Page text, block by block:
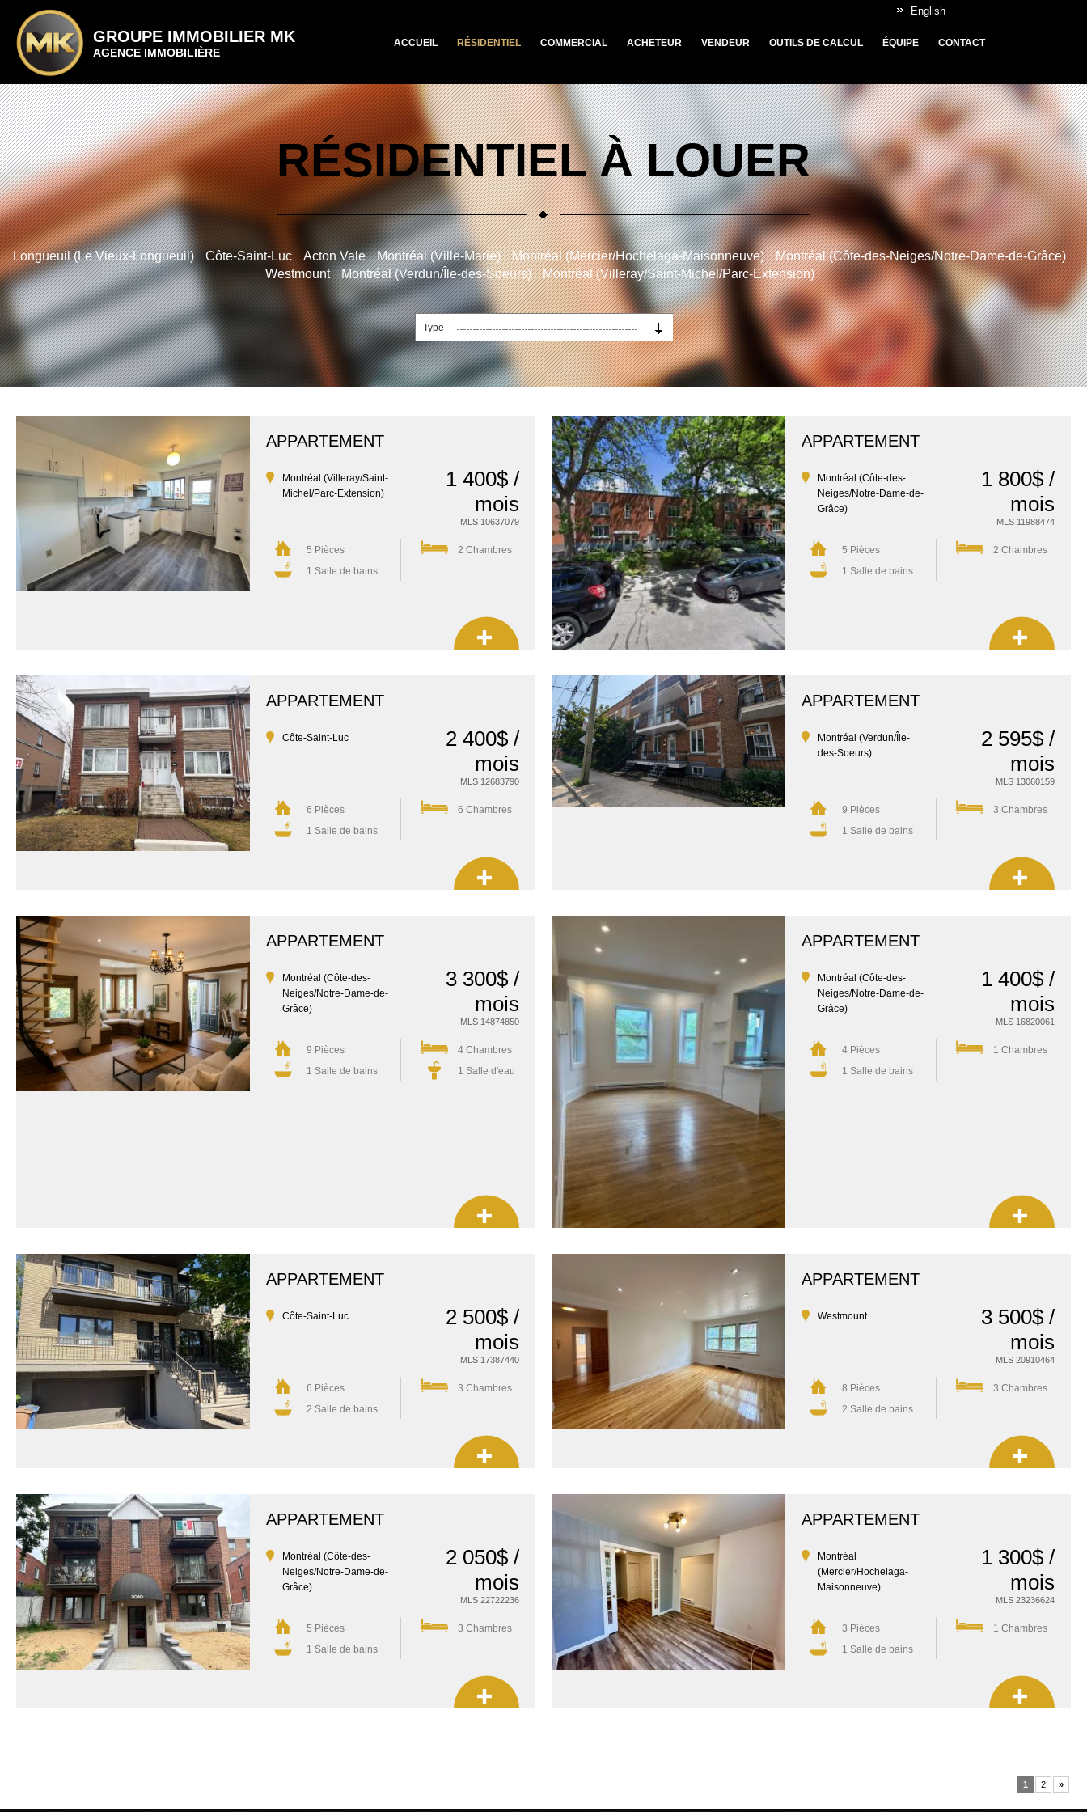
GROUPE IMMOBILIER MK
AGENCE IMMOBILIÈRE
English
ACCUEIL RÉSIDENTIEL COMMERCIAL ACHETEUR VENDEUR OUTILS DE CALCUL ÉQUIPE CONTACT
RÉSIDENTIEL À LOUER
Longueuil (Le Vieux-Longueuil) Côte-Saint-Luc Acton Vale Montréal (Ville-Marie) Montréal (Mercier/Hochelaga-Maisonneuve)
Montréal (Côte-des-Neiges/Notre-Dame-de-Grâce)
Westmount
Montréal (Verdun/Île-des-Soeurs) Montréal (Villeray/Saint-Michel/Parc-Extension)
Type
APPARTEMENT
Montréal (Villeray/Saint-
Michel/Parc-Extension)
1 400$ /
mois
MLS 10637079
5 Pièces
1 Salle de bains
2 Chambres
APPARTEMENT
Montréal (Côte-des-
Neiges/Notre-Dame-de-
Grâce)
1 800$ /
mois
MLS 11988474
5 Pièces
1 Salle de bains
2 Chambres
APPARTEMENT
Côte-Saint-Luc
2 400$ /
mois
MLS 12683790
6 Pièces
1 Salle de bains
6 Chambres
APPARTEMENT
Montréal (Verdun/Île-
des-Soeurs)
2 595$ /
mois
MLS 13060159
9 Pièces
1 Salle de bains
3 Chambres
APPARTEMENT
Montréal (Côte-des-
Neiges/Notre-Dame-de-
Grâce)
3 300$ /
mois
MLS 14874850
9 Pièces
1 Salle de bains
4 Chambres
1 Salle d'eau
APPARTEMENT
Montréal (Côte-des-
Neiges/Notre-Dame-de-
Grâce)
1 400$ /
mois
MLS 16820061
4 Pièces
1 Salle de bains
1 Chambres
APPARTEMENT
Côte-Saint-Luc
2 500$ /
mois
MLS 17387440
6 Pièces
2 Salle de bains
3 Chambres
APPARTEMENT
Westmount
3 500$ /
mois
MLS 20910464
8 Pièces
2 Salle de bains
3 Chambres
APPARTEMENT
Montréal (Côte-des-
Neiges/Notre-Dame-de-
Grâce)
2 050$ /
mois
MLS 22722236
5 Pièces
1 Salle de bains
3 Chambres
APPARTEMENT
Montréal
(Mercier/Hochelaga-
Maisonneuve)
1 300$ /
mois
MLS 23236624
3 Pièces
1 Salle de bains
1 Chambres
1 2 »